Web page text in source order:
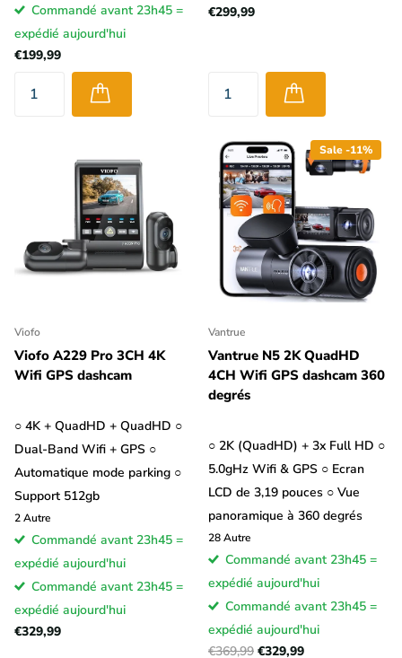
Commandé avant 23h45 =
expédié aujourd'hui
€199,99
€299,99
Viofo
Viofo A229 Pro 3CH 4K
Wifi GPS dashcam
○ 4K + QuadHD + QuadHD ○
Dual-Band Wifi + GPS ○
Automatique mode parking ○
Support 512gb
2Autre
Commandé avant 23h45 =
expédié aujourd'hui
Commandé avant 23h45 =
expédié aujourd'hui
€329,99
Sale -11%
Vantrue
Vantrue N5 2K QuadHD
4CH Wifi GPS dashcam 360
degrés
○ 2K (QuadHD) + 3x Full HD ○
5.0gHz Wifi & GPS ○ Ecran
LCD de 3,19 pouces ○ Vue
panoramique à 360 degrés
28Autre
Commandé avant 23h45 =
expédié aujourd'hui
Commandé avant 23h45 =
expédié aujourd'hui
€369,99 €329,99